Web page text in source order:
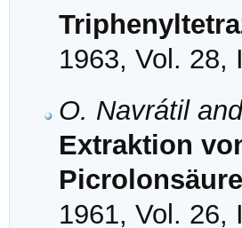
1963, Vol. 28,
O. Navrátil
Extraktion
1961, Vol. 26,